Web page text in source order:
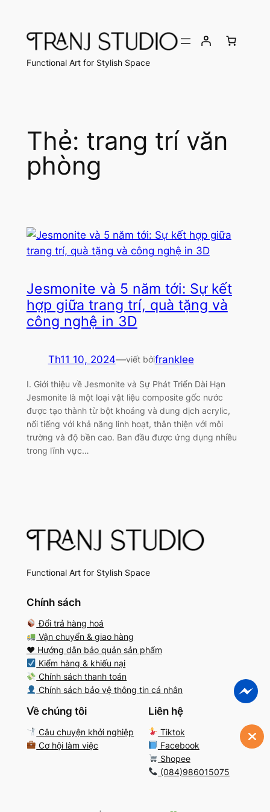
phần
Functional Art for Stylish Space
Thẻ: trang trí văn
phòng
Jesmonite và 5 năm tới: Sự kết
hợp giữa trang trí, quà tặng và
công nghệ in 3D
Th11 10, 2024—viết bởifranklee
I. Giới thiệu về Jesmonite và Sự Phát Triển Dài Hạn
Jesmonite là một loại vật liệu composite gốc nước
được tạo thành từ bột khoáng và dung dịch acrylic,
nổi tiếng với khả năng linh hoạt, thân thiện với môi
trường và độ bền cao. Ban đầu được ứng dụng nhiều
trong lĩnh vực…
Functional Art for Stylish Space
Chính sách
Đổi trả hàng hoá
Vận chuyển & giao hàng
♥️ Hướng dẫn bảo quản sản phẩm
Kiểm hàng & khiếu nại
Chính sách thanh toán
Chính sách bảo vệ thông tin cá nhân
Về chúng tôi
Câu chuyện khởi nghiệp
Cơ hội làm việc
Liên hệ
Tiktok
Facebook
Shopee
(084)986015075